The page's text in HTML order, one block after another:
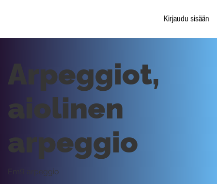
Kirjaudu sisään
Arpeggiot,
aiolinen
arpeggio
Em9 arpeggio